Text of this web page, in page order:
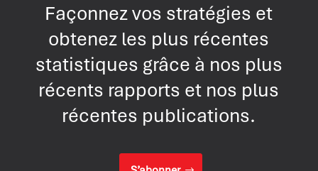
Façonnez vos stratégies et
obtenez les plus récentes
statistiques grâce à nos plus
récents rapports et nos plus
récentes publications.